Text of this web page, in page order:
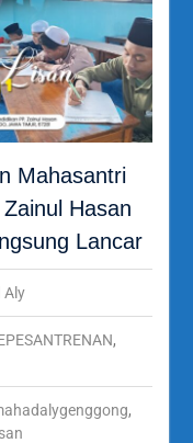
Mahasantri
Hasan
Lancar
Aly
,
,